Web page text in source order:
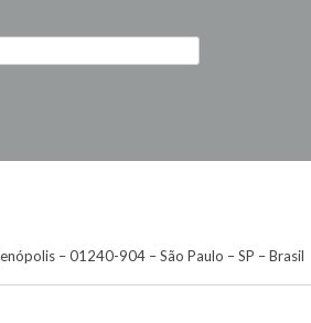
– 01240-904 – São Paulo – SP – Brasil